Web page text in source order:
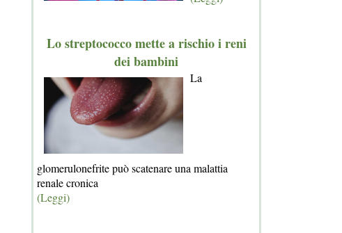
Lo streptococco mette a rischio i reni
dei bambini
La
glomerulonefrite può scatenare una malattia
renale cronica
(Leggi)